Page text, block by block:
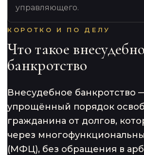
управляющего.
КОРОТКО И ПО ДЕЛУ
Что такое
банкротство
Внесудебное банкротство
упрощённый порядок
гражданина от долгов,
через
(МФЦ), без обращения в